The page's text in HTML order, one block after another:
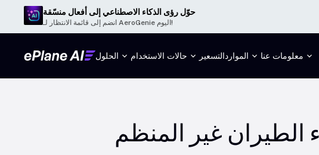
حوّل رؤى الذكاء الاصطناعي إلى أفعال منسّقة
انضم إلى قائمة الانتظار لـ AeroGenie اليوم!
الحلول حالات الاستخدام التسعيرالموارد معلومات عنا